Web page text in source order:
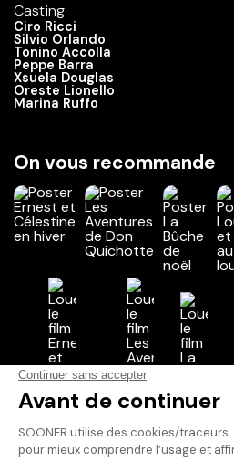
Casting
Ciro Ricci
Silvio Orlando
Tonino Accolla
Peppe Barra
Xsuela Douglas
Oreste Lionello
Marina Ruffo
On vous recommande
Vos avis